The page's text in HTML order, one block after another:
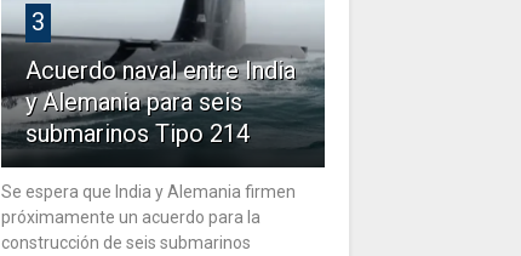
3
Acuerdo naval entre India
y Alemania para seis
submarinos Tipo 214
Se espera que India y Alemania firmen
próximamente un acuerdo para la
construcción de seis submarinos